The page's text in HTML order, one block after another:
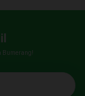
Bumerang!